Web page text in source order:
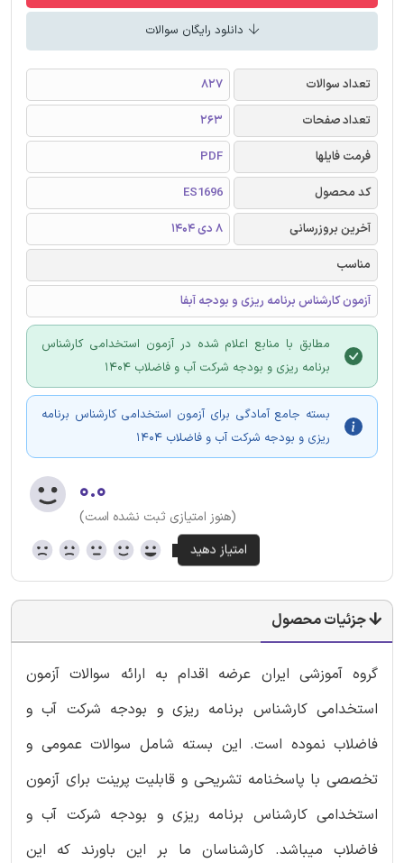
دانلود رایگان سوالات
تعداد سوالات
827
تعداد صفحات
263
فرمت فایلها
PDF
کد محصول
ES1696
آخرین بروزرسانی
8 دی 1404
مناسب
آزمون کارشناس برنامه ریزی و بودجه آبفا
مطابق با منابع اعلام شده در آزمون استخدامی کارشناس
برنامه ریزی و بودجه شرکت آب و فاضلاب 1404
بسته جامع آمادگی برای آزمون استخدامی کارشناس برنامه
ریزی و بودجه شرکت آب و فاضلاب 1404
۰.۰
(هنوز امتیازی ثبت نشده است)
جزئیات محصول
گروه آموزشی ایران عرضه اقدام به ارائه سوالات آزمون
استخدامی کارشناس برنامه ریزی و بودجه شرکت آب و
فاضلاب نموده است. این بسته شامل سوالات عمومی و
تخصصی با پاسخنامه تشریحی و قابلیت پرینت برای آزمون
استخدامی کارشناس برنامه ریزی و بودجه شرکت آب و
فاضلاب میباشد. کارشناسان ما بر این باورند که این